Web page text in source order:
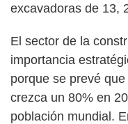
excavadoras de 13,
El sector de la
importancia
porque se prevé
crezca un 80% en
población mundial.